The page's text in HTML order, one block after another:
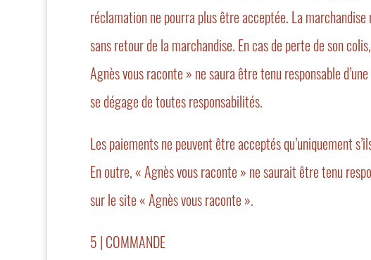
réclamation ne pourra plus être acceptée. La
sans retour de la marchandise. En cas de perte de son
Agnès vous raconte » ne saura être tenu responsable
se dégage de toutes responsabilités.
Les paiements ne peuvent être acceptés qu’uniquement
En outre, « Agnès vous raconte » ne saurait être tenu
sur le site « Agnès vous raconte ».
5 | COMMANDE